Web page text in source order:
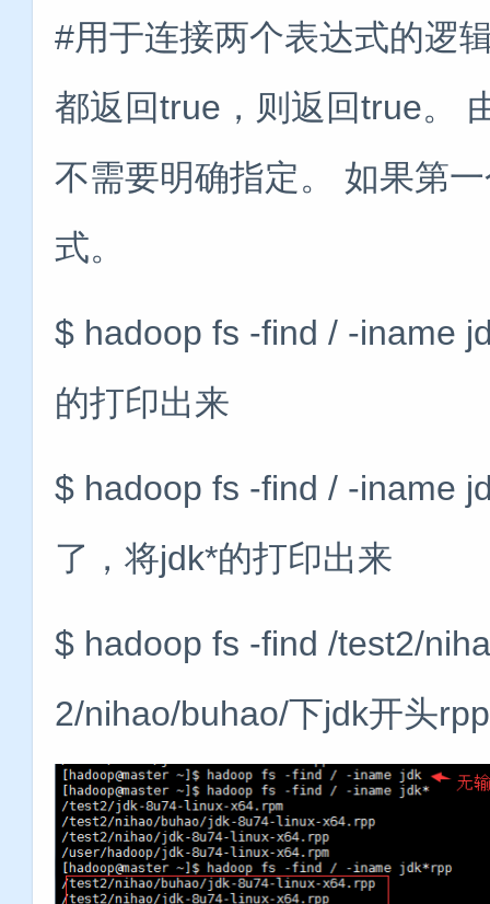
#用于连接两个表达式的逻
都返回true，则返回true。
不需要明确指定。 如果第
式。
$ hadoop fs -find / -iname
的打印出来
$ hadoop fs -find / -iname
了，将jdk*的打印出来
$ hadoop fs -find /test2/
2/nihao/buhao/下jdk开头